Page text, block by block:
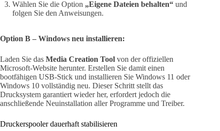
Wählen Sie die Option „Eigene Dateien behalten“ und
folgen Sie den Anweisungen.
Option B – Windows neu installieren:
Laden Sie das Media Creation Tool von der offiziellen
Microsoft-Website herunter. Erstellen Sie damit einen
bootfähigen USB-Stick und installieren Sie Windows 11 oder
Windows 10 vollständig neu. Dieser Schritt stellt das
Drucksystem garantiert wieder her, erfordert jedoch die
anschließende Neuinstallation aller Programme und Treiber.
Druckerspooler dauerhaft stabilisieren